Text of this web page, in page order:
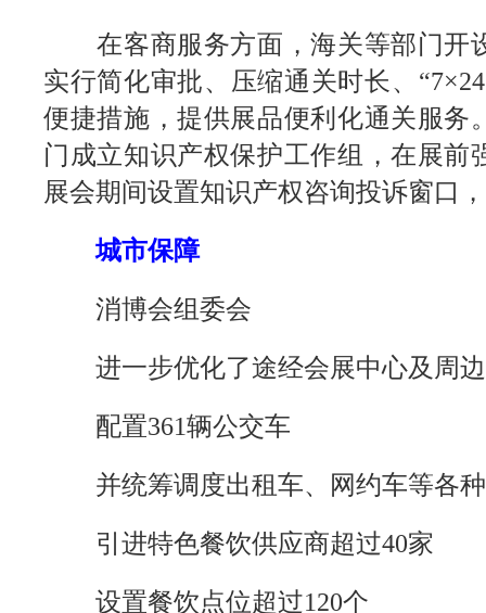
在客商服务方面，海关等部门开
实行简化审批、压缩通关时长、
便捷措施，提供展品便利化通关服务
门成立知识产权保护工作组，在展前
展会期间设置知识产权咨询投诉窗口
城市保障
消博会组委会
进一步优化了途经会展中心及周边
配置361辆公交车
并统筹调度出租车、网约车等各
引进特色餐饮供应商超过40家
设置餐饮点位超过120个